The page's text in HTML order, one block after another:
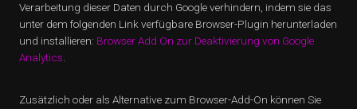
Verarbeitung dieser Daten durch Google verhindern, indem sie das
unter dem folgenden Link verfügbare Browser-Plugin herunterladen
und installieren: Browser Add On zur Deaktivierung von Google
Analytics
Zusätzlich oder als Alternative zum Browser-Add-On können Sie